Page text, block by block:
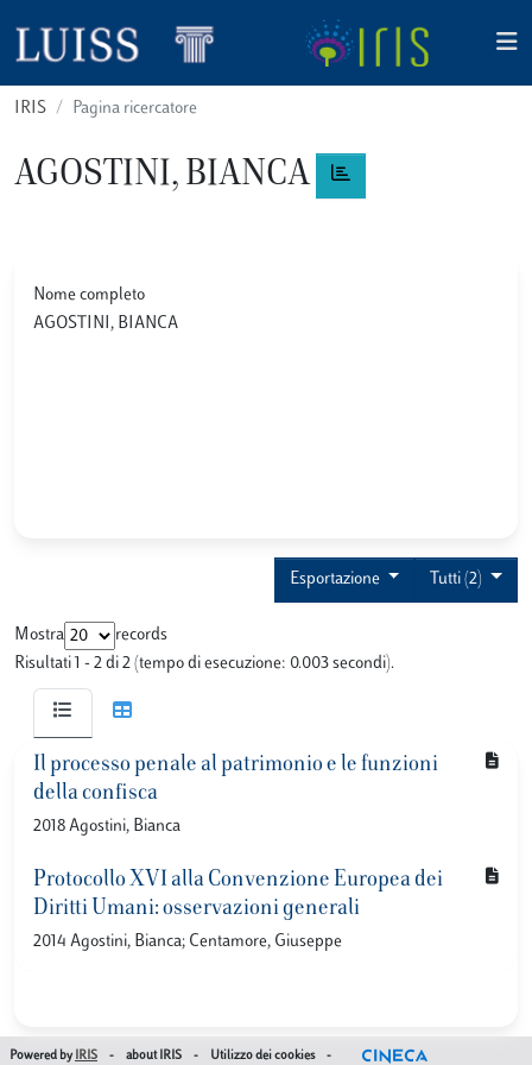
IRIS Pagina ricercatore
AGOSTINI, BIANCA
Nome completo
AGOSTINI, BIANCA
Tutti (2)
Esportazione
Mostra
records
Risultati 1 - 2 di 2 (tempo di esecuzione: 0.003 secondi).
Il processo penale al patrimonio e le funzioni
della confisca
2018 Agostini, Bianca
Protocollo XVI alla Convenzione Europea dei
Diritti Umani: osservazioni generali
2014 Agostini, Bianca; Centamore, Giuseppe
Powered by IRIS - about IRIS - Utilizzo dei cookies -